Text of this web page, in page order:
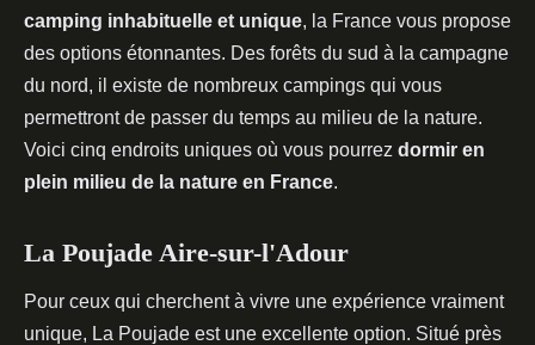
camping inhabituelle et unique, la France vous propose
des options étonnantes. Des forêts du sud à la campagne
du nord, il existe de nombreux campings qui vous
permettront de passer du temps au milieu de la nature.
Voici cinq endroits uniques où vous pourrez dormir en
plein milieu de la nature en France.
La Poujade Aire-sur-l'Adour
Pour ceux qui cherchent à vivre une expérience vraiment
unique, La Poujade est une excellente option. Situé près